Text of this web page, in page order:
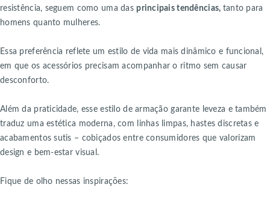
resistência, seguem como uma dasprincipais tendências, tanto para
homens quanto mulheres.
Essa preferência reflete um estilo de vida mais dinâmico e funcional,
em que os acessórios precisam acompanhar o ritmo sem causar
desconforto.
Além da praticidade, esse estilo de armação garante leveza e também
traduz uma estética moderna, com linhas limpas, hastes discretas e
acabamentos sutis – cobiçados entre consumidores que valorizam
design e bem-estar visual.
Fique de olho nessas inspirações: